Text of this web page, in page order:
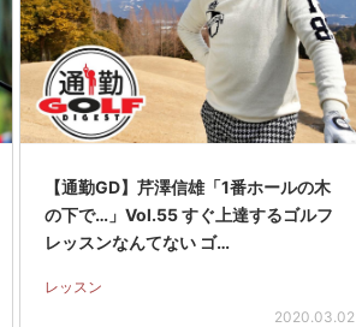
【通勤GD】芹澤信雄「1番ホールの木
の下で…」Vol.55 すぐ上達するゴルフ
レッスンなんてない ゴ…
レッスン
2020.03.02